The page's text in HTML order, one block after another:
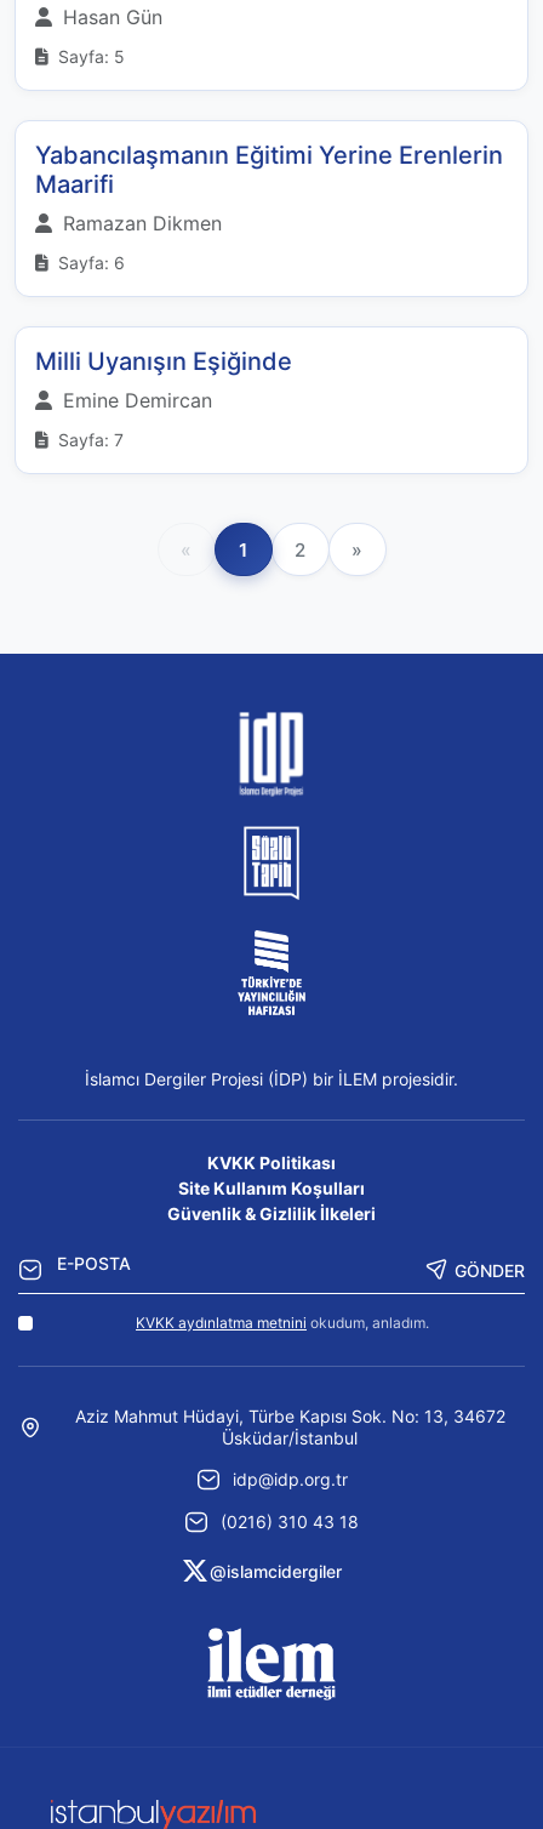
Hasan Gün
Sayfa: 5
Yabancılaşmanın Eğitimi Yerine Erenlerin
Maarifi
Ramazan Dikmen
Sayfa: 6
Milli Uyanışın Eşiğinde
Emine Demircan
Sayfa: 7
« 1 2 »
İslamcı Dergiler Projesi (İDP) bir İLEM projesidir.
KVKK Politikası
Site Kullanım Koşulları
Güvenlik & Gizlilik İlkeleri
GÖNDER
KVKK aydınlatma metnini okudum, anladım.
Aziz Mahmut Hüdayi, Türbe Kapısı Sok. No: 13, 34672
Üsküdar/İstanbul
idp@idp.org.tr
(0216) 310 43 18
@islamcidergiler